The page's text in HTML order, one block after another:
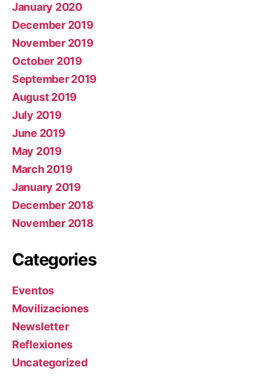
January 2020
December 2019
November 2019
October 2019
September 2019
August 2019
July 2019
June 2019
May 2019
March 2019
January 2019
December 2018
November 2018
Categories
Eventos
Movilizaciones
Newsletter
Reflexiones
Uncategorized